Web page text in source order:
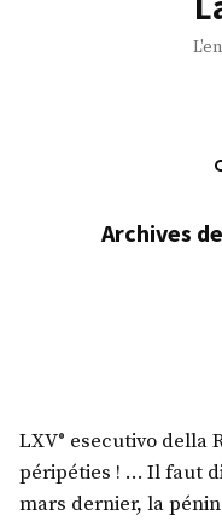
Archives
LXV° esecutivo della
péripéties ! … Il faut
mars dernier, la